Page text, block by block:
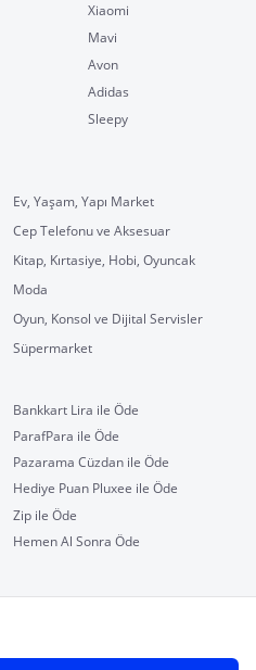
Xiaomi
Mavi
Avon
Adidas
Sleepy
Ev, Yaşam, Yapı Market
Cep Telefonu ve Aksesuar
Kitap, Kırtasiye, Hobi, Oyuncak
Moda
Oyun, Konsol ve Dijital Servisler
Süpermarket
Bankkart Lira ile Öde
ParafPara ile Öde
Pazarama Cüzdan ile Öde
Hediye Puan Pluxee ile Öde
Zip ile Öde
Hemen Al Sonra Öde